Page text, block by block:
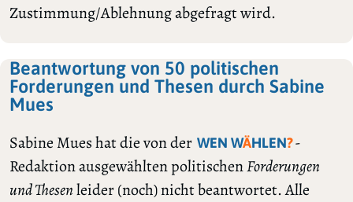
Zustimmung/Ablehnung abgefragt wird.
Beantwortung von 50 politischen
Forderungen und Thesen durch Sabine
Mues
Sabine Mues hat die von der WEN WÄHLEN?-
Redaktion ausgewählten politischenForderungen
und Thesenleider (noch) nicht beantwortet. Alle